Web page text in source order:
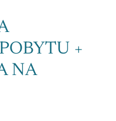
+
NA